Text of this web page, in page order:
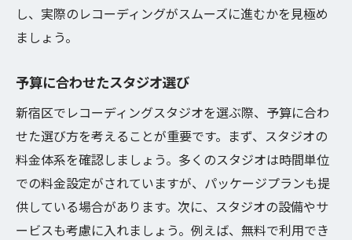
し、実際のレコーディングがスムーズに進むかを見極め
ましょう。
予算に合わせたスタジオ選び
新宿区でレコーディングスタジオを選ぶ際、予算に合わ
せた選び方を考えることが重要です。まず、スタジオの
料金体系を確認しましょう。多くのスタジオは時間単位
での料金設定がされていますが、パッケージプランも提
供している場合があります。次に、スタジオの設備やサ
ービスも考慮に入れましょう。例えば、無料で利用でき